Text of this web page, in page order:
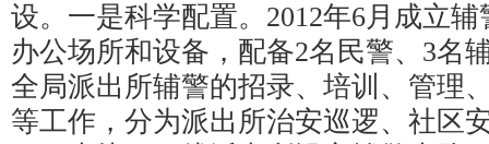
设。一是科学配置。2012年6月成立
办公场所和设备，配备2名民警、3名
全局派出所辅警的招录、培训、管理
等工作，分为派出所治安巡逻、社区